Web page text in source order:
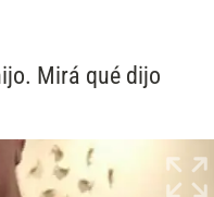
Mirá qué dijo